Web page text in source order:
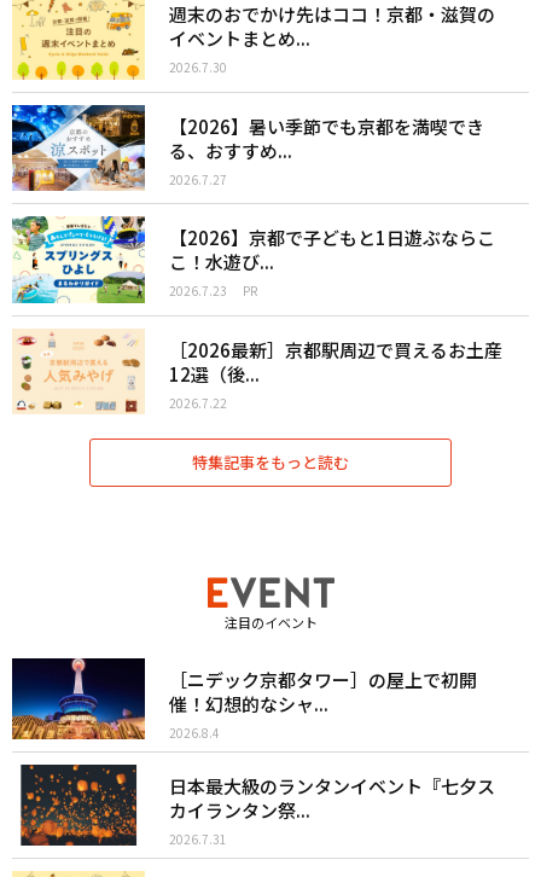
週末のおでかけ先はココ！京都・滋賀の
イベントまとめ...
2026.7.30
【2026】暑い季節でも京都を満喫でき
る、おすすめ...
2026.7.27
【2026】京都で子どもと1日遊ぶならこ
こ！水遊び...
2026.7.23 PR
［2026最新］京都駅周辺で買えるお土産
12選（後...
2026.7.22
特集記事をもっと読む
注目のイベント
［ニデック京都タワー］の屋上で初開
催！幻想的なシャ...
2026.8.4
日本最大級のランタンイベント『七夕ス
カイランタン祭...
2026.7.31